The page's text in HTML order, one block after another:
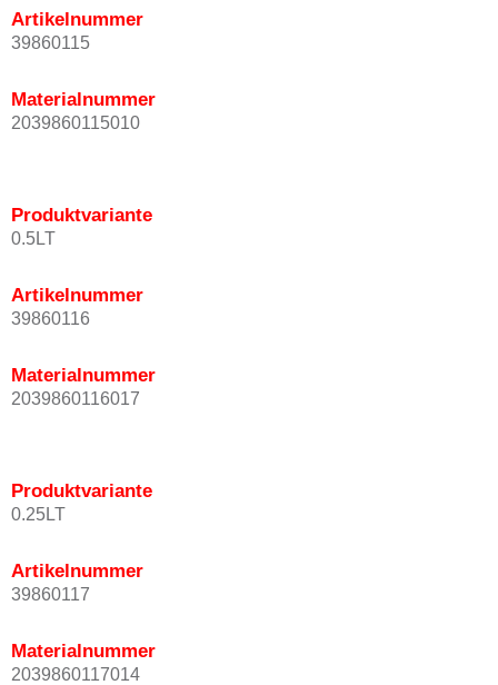
Artikelnummer
39860115
Materialnummer
2039860115010
Produktvariante
0.5LT
Artikelnummer
39860116
Materialnummer
2039860116017
Produktvariante
0.25LT
Artikelnummer
39860117
Materialnummer
2039860117014